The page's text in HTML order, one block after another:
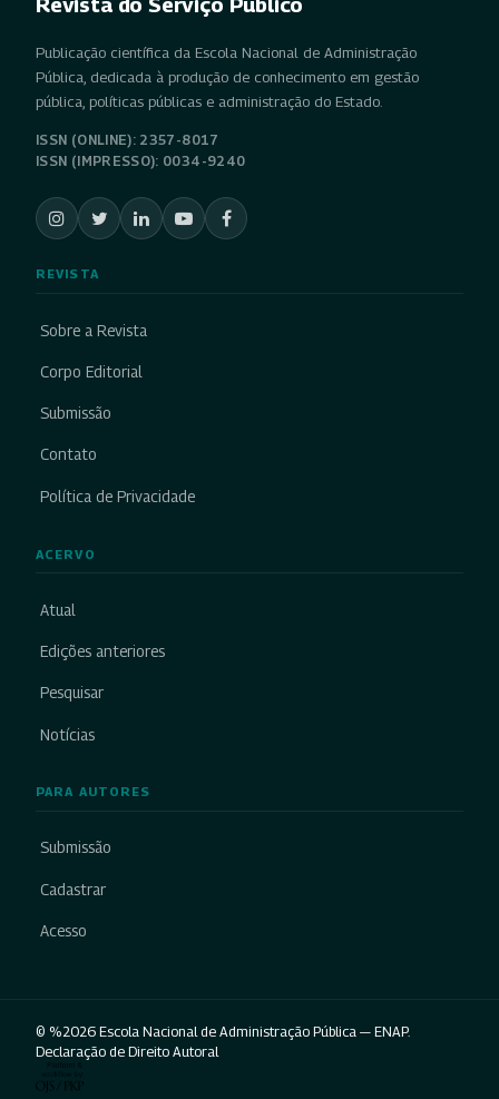
Publicação científica da Escola Nacional de Administração
Pública, dedicada à produção de conhecimento em gestão
pública, políticas públicas e administração do Estado.
ISSN (ONLINE): 2357-8017
ISSN (IMPRESSO): 0034-9240
REVISTA
Sobre a Revista
Corpo Editorial
Submissão
Contato
Política de Privacidade
ACERVO
Atual
Edições anteriores
Pesquisar
Notícias
PARA AUTORES
Submissão
Cadastrar
Acesso
© %2026 Escola Nacional de Administração Pública — ENAP.
Declaração de Direito Autoral